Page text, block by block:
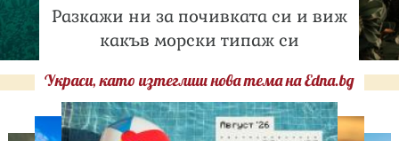
Разкажи ни за почивката си и виж
какъв морски типаж си
Украси, като изтеглиш нова тема на Edna.bg